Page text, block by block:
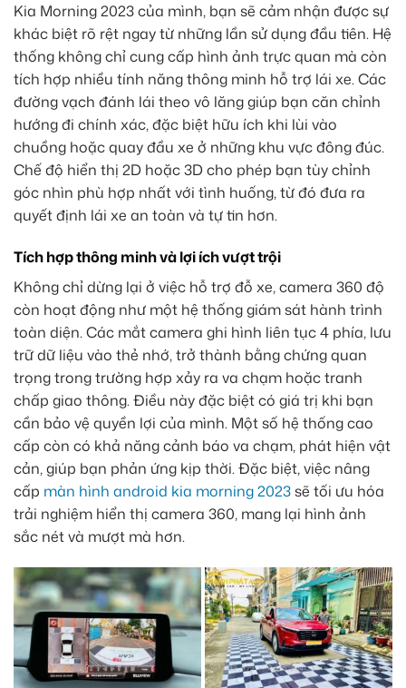
Kia Morning 2023 của mình, bạn sẽ cảm nhận được sự
khác biệt rõ rệt ngay từ những lần sử dụng đầu tiên. Hệ
thống không chỉ cung cấp hình ảnh trực quan mà còn
tích hợp nhiều tính năng thông minh hỗ trợ lái xe. Các
đường vạch đánh lái theo vô lăng giúp bạn căn chỉnh
hướng đi chính xác, đặc biệt hữu ích khi lùi vào
chuồng hoặc quay đầu xe ở những khu vực đông đúc.
Chế độ hiển thị 2D hoặc 3D cho phép bạn tùy chỉnh
góc nhìn phù hợp nhất với tình huống, từ đó đưa ra
quyết định lái xe an toàn và tự tin hơn.
Tích hợp thông minh và lợi ích vượt trội
Không chỉ dừng lại ở việc hỗ trợ đỗ xe, camera 360 độ
còn hoạt động như một hệ thống giám sát hành trình
toàn diện. Các mắt camera ghi hình liên tục 4 phía, lưu
trữ dữ liệu vào thẻ nhớ, trở thành bằng chứng quan
trọng trong trường hợp xảy ra va chạm hoặc tranh
chấp giao thông. Điều này đặc biệt có giá trị khi bạn
cần bảo vệ quyền lợi của mình. Một số hệ thống cao
cấp còn có khả năng cảnh báo va chạm, phát hiện vật
cản, giúp bạn phản ứng kịp thời. Đặc biệt, việc nâng
cấp màn hình android kia morning 2023sẽ tối ưu hóa
trải nghiệm hiển thị camera 360, mang lại hình ảnh
sắc nét và mượt mà hơn.